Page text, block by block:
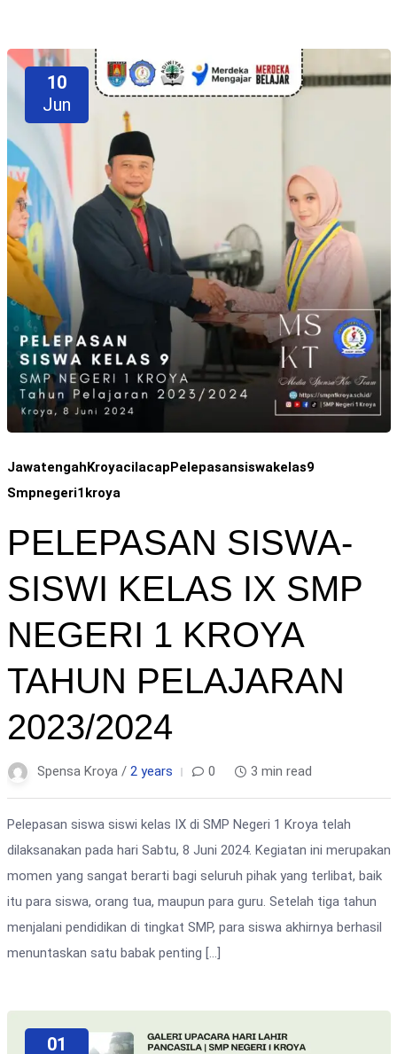
10
Jun
JawatengahKroyacilacapPelepasansiswakelas9
Smpnegeri1kroya
PELEPASAN SISWA-
SISWI KELAS IX SMP
NEGERI 1 KROYA
TAHUN PELAJARAN
2023/2024
Spensa Kroya / 2 years 0 3 min read
Pelepasan siswa siswi kelas IX di SMP Negeri 1 Kroya telah
dilaksanakan pada hari Sabtu, 8 Juni 2024. Kegiatan ini merupakan
momen yang sangat berarti bagi seluruh pihak yang terlibat, baik
itu para siswa, orang tua, maupun para guru. Setelah tiga tahun
menjalani pendidikan di tingkat SMP, para siswa akhirnya berhasil
menuntaskan satu babak penting […]
01